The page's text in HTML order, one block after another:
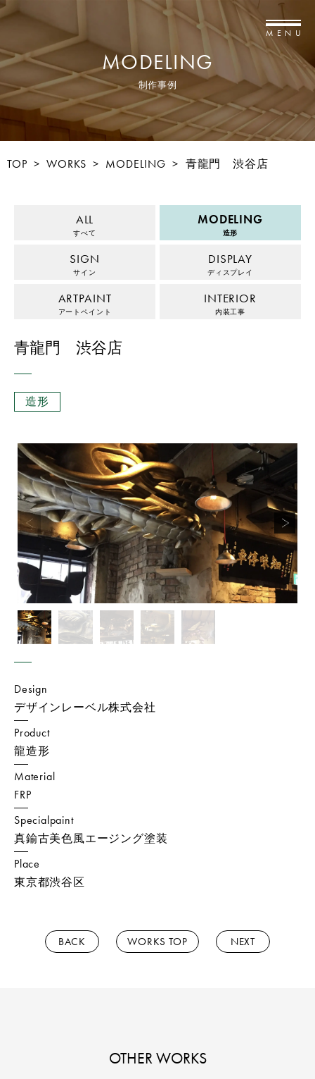
MENU
MODELING
制作事例
TOP >WORKS > MODELING > 青龍門 渋谷店
ALL
すべて
MODELING
造形
SIGN
サイン
DISPLAY
ディスプレイ
ARTPAINT
アートペイント
INTERIOR
内装工事
青龍門 渋谷店
造形
Design
デザインレーベル株式会社
Product
龍造形
Material
FRP
Specialpaint
真鍮古美色風エージング塗装
Place
東京都渋谷区
BACK WORKS TOP NEXT
OTHER WORKS